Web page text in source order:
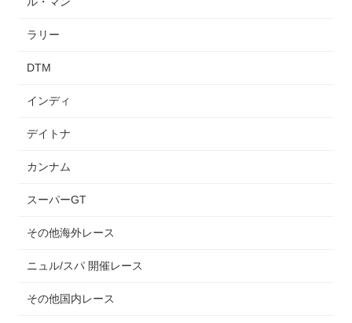
ラリー
DTM
インディ
デイトナ
カンナム
スーパーGT
その他海外レース
ニュル/スパ 開催レース
その他国内レース